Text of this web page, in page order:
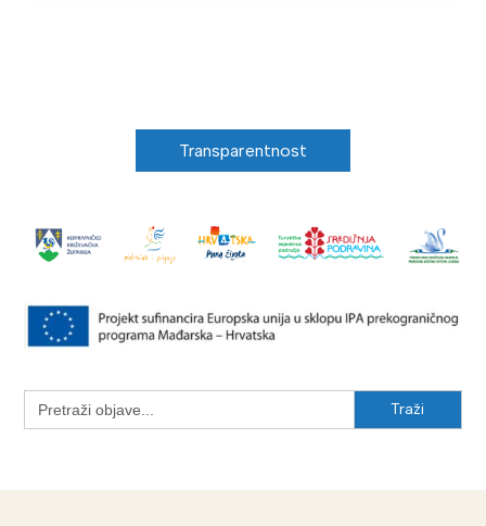
Transparentnost
Search
for: